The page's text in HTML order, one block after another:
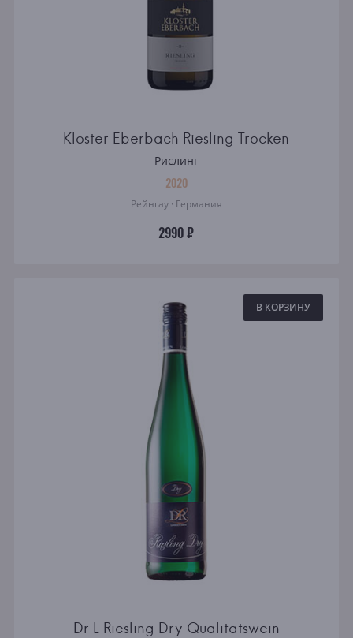
Kloster Eberbach Riesling Trocken
Рислинг
2020
Рейнгау · Германия
2990 ₽
В КОРЗИНУ
Dr L Riesling Dry Qualitatswein